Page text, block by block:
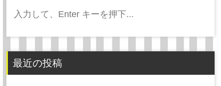
ン
索:
最近の投稿